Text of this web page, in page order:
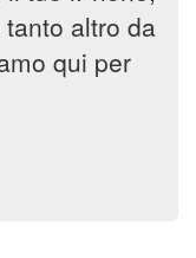
altro da
qui per